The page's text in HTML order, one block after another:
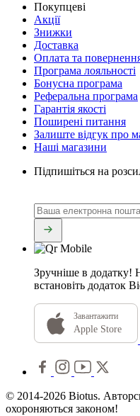
Покупцеві
Акції
Знижки
Доставка
Оплата та
Програма лояльності
Бонусна програма
Реферальна програма
Гарантія якості
Поширені питання
Залиште відгук про
Наші магазини
Підпишіться на
Зручніше в додатку!
встановіть додаток
Завантажити
Apple Store
© 2014-2026 Biotus.
охороняються законом!